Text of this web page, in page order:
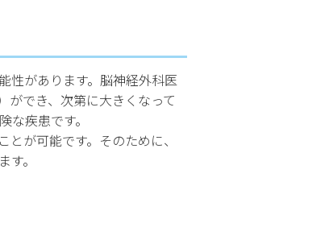
性があります。脳神経外科医
ができ、次第に大きくなって
疾患です。
が可能です。そのために、
。